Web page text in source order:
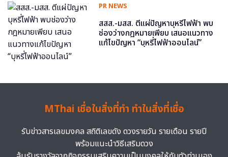
PR NEWS
สสส.-มสส. ตีแผ่ปัญหาบุหรี่ไฟฟ้า พบ
ช่องว่างกฎหมายเพียบ เสนอแนวทาง
แก้ไขปัญหา “บุหรี่ไฟฟ้าออนไลน์”
MThai เชื่อในสิ่งที่ทำ ทำในสิ่งที่เชื่อ
รับข่าวสารเลขมงคล สถิติเลขดัง ดวงรายวัน รายเดือน รายปี
พร้อมแนะนำวิธีเสริมดวง